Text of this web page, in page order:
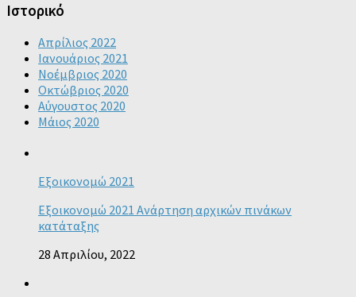
Ιστορικό
Απρίλιος 2022
Ιανουάριος 2021
Νοέμβριος 2020
Οκτώβριος 2020
Αύγουστος 2020
Μάιος 2020
Εξοικονομώ 2021
Εξοικονομώ 2021 Ανάρτηση αρχικών πινάκων
κατάταξης
28 Απριλίου, 2022